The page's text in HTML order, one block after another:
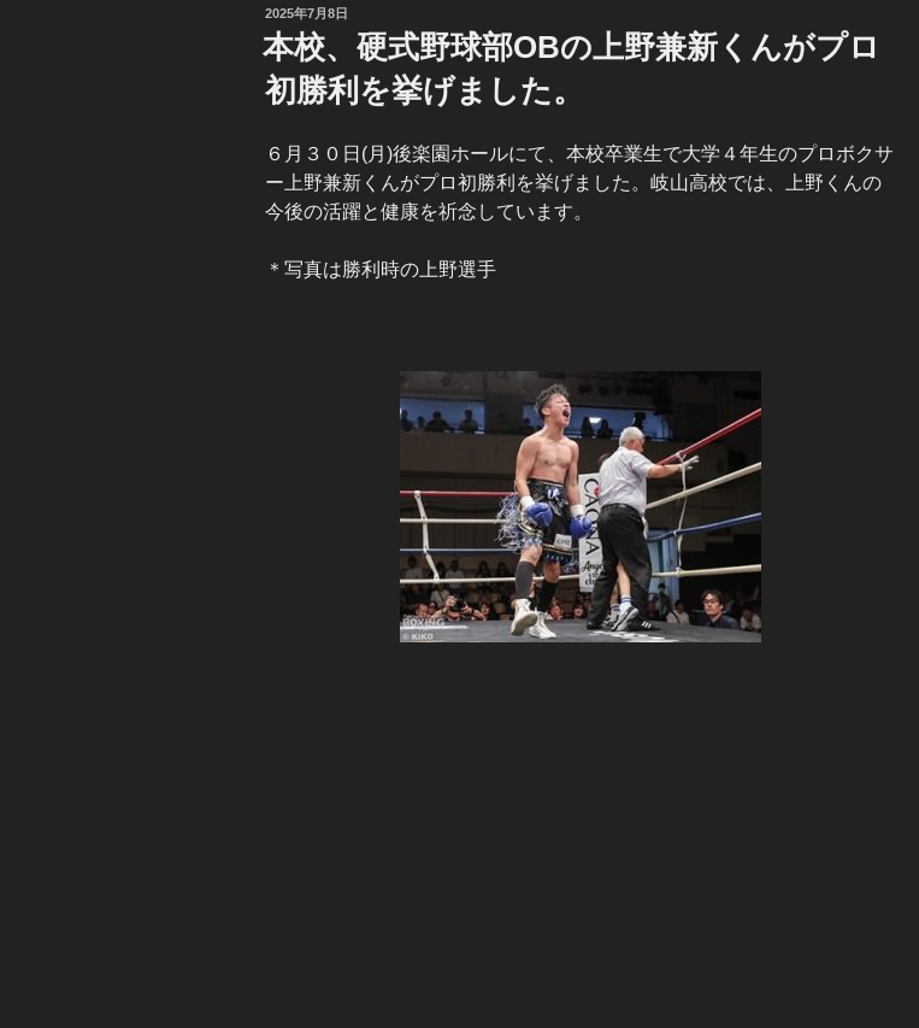
投
稿
日:
2025年7月8日
本校、硬式野球部OBの上野兼新くんがプロ
初勝利を挙げました。
６月３０日(月)後楽園ホールにて、本校卒業生で大学４年生のプロボクサ
ー上野兼新くんがプロ初勝利を挙げました。岐山高校では、上野くんの
今後の活躍と健康を祈念しています。
＊写真は勝利時の上野選手